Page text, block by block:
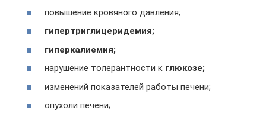
повышение кровяного давления;
гипертриглицеридемия;
гиперкалиемия;
нарушение толерантности к глюкозе;
изменений показателей работы печени;
опухоли печени;